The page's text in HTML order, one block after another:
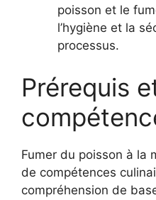
poisson et le
l’hygiène et la
processus.
Prérequis
Fumer du poisson à la
de compétences
compréhension de